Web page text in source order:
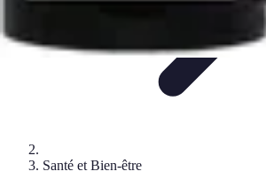
Santé et Bien-être